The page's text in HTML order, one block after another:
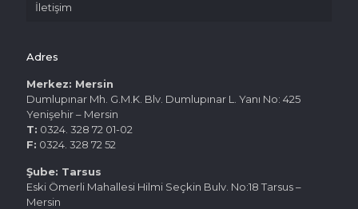
İletişim
Adres
Merkez: Mersin
Dumlupınar Mh. G.M.K. Blv. Dumlupınar L. Yanı No: 425
Yenişehir – Mersin
T: 0324. 328 72 01-02
F: 0324. 328 72 52
Şube: Tarsus
Eski Ömerli Mahallesi Hilmi Seçkin Bulv. No:18 Tarsus –
Mersin